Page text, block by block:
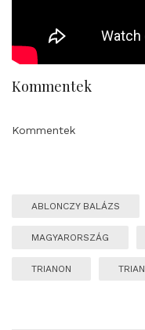
Kommentek
Kommentek
ABLONCZY BALÁZS
MAGYARORSZÁG
TRIANON